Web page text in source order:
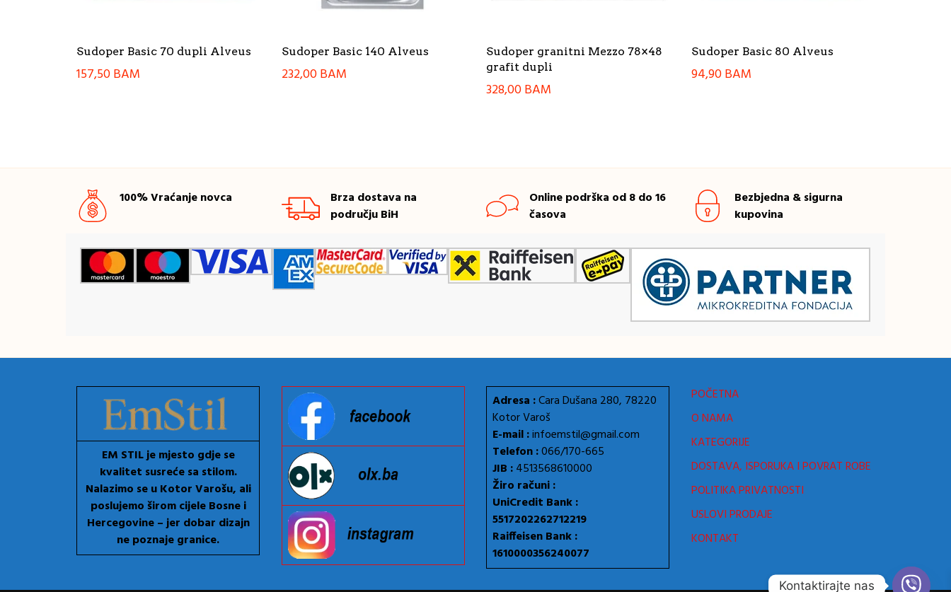
Sudoper Basic 70 dupli Alveus
157,50BAM
Sudoper Basic 140 Alveus
232,00BAM
Sudoper granitni Mezzo 78×48
grafit dupli
328,00BAM
Sudoper Basic 80 Alveus
94,90BAM
100% Vraćanje novca
Brza dostava na
području BiH
Online podrška od 8 do 16
časova
Bezbjedna & sigurna
kupovina
EM STIL je mjesto gdje se
kvalitet susreće sa stilom.
Nalazimo se u Kotor Varošu, ali
poslujemo širom cijele Bosne i
Hercegovine – jer dobar dizajn
ne poznaje granice.
Adresa :Cara Dušana 280, 78220
Kotor Varoš
E-mail :infoemstil@gmail.com
Telefon :066/170-665
JIB :4513568610000
Žiro računi :
UniCredit Bank :
5517202262712219
Raiffeisen Bank :
1610000356240077
POČETNA
O NAMA
KATEGORIJE
DOSTAVA, ISPORUKA I POVRAT ROBE
POLITIKA PRIVATNOSTI
USLOVI PRODAJE
KONTAKT
Kontaktirajte nas